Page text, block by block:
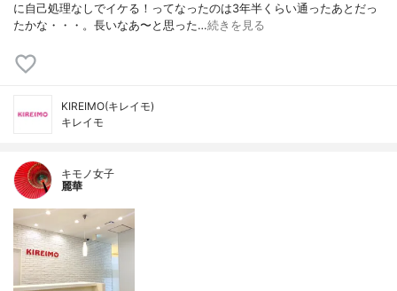
に自己処理なしでイケる！ってなったのは3年半くらい通ったあとだっ
たかな・・・。長いなあ〜と思った…続きを見る
KIREIMO(キレイモ)
キレイモ
キモノ女子
麗華